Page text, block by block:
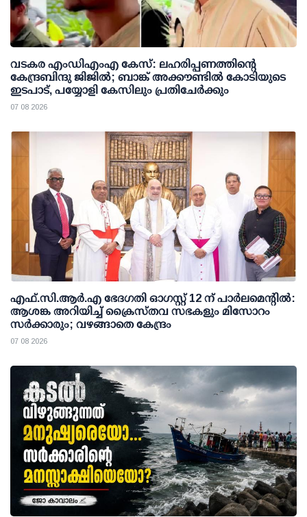
വടകര എംഡിഎംഎ കേസ്: ലഹരിപ്പണത്തിന്റെ
കേന്ദ്രബിന്ദു ജിജില്‍; ബാങ്ക് അക്കൗണ്ടില്‍ കോടിയുടെ
ഇടപാട്, പയ്യോളി കേസിലും പ്രതിചേര്‍ക്കും
07 08 2026
എഫ്.സി.ആര്‍.എ ഭേദഗതി ഓഗസ്റ്റ് 12 ന് പാര്‍ലമെന്റില്‍:
ആശങ്ക അറിയിച്ച് ക്രൈസ്തവ സഭകളും മിസോറം
സര്‍ക്കാരും; വഴങ്ങാതെ കേന്ദ്രം
07 08 2026